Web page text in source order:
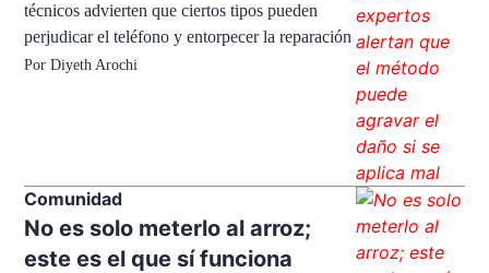
técnicos advierten que ciertos tipos pueden
perjudicar el teléfono y entorpecer la reparación
Por Diyeth Arochi
Comunidad
No es solo meterlo al arroz;
este es el que sí funciona